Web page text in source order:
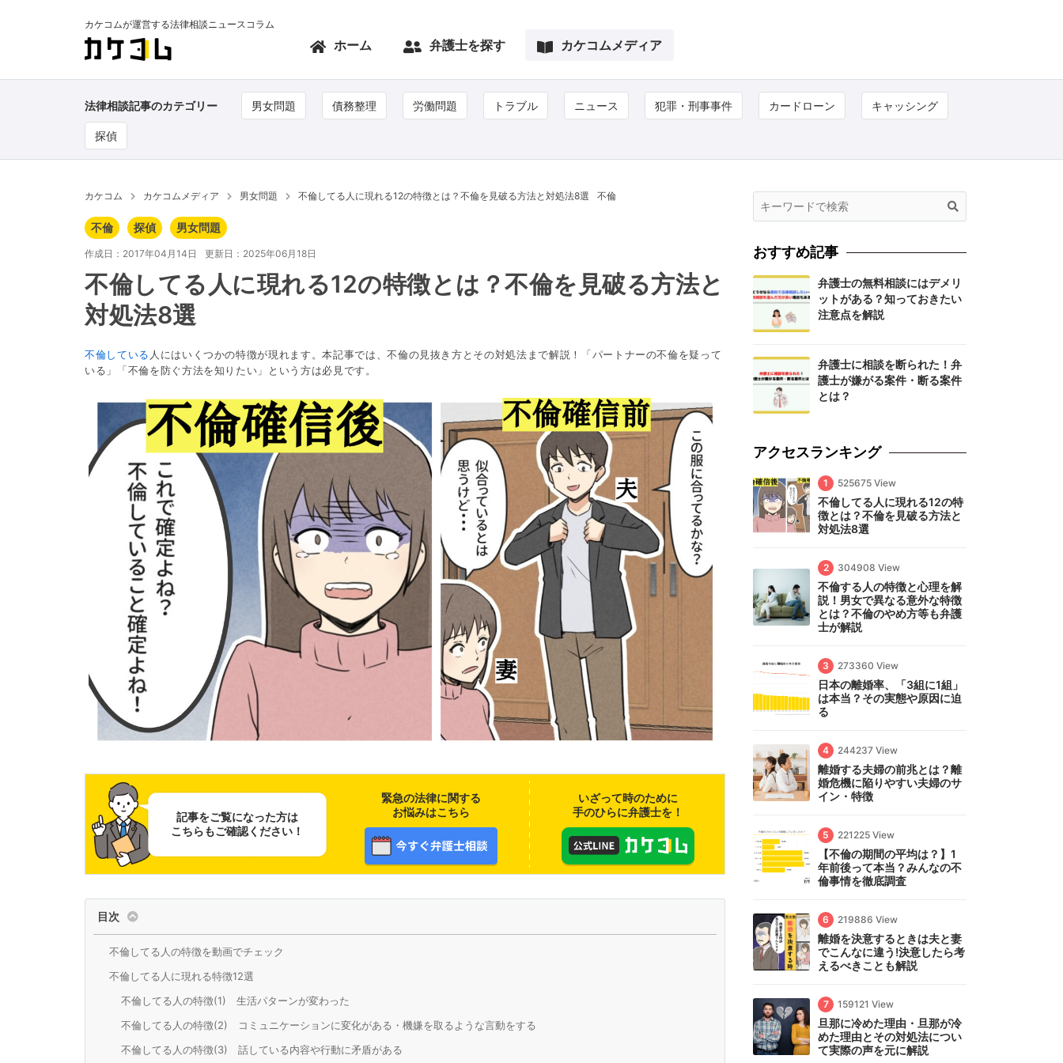
カケコムが運営する法律相談ニュースコラム
ホーム 弁護士を探す カケコムメディア
法律相談記事のカテゴリー 男女問題 債務整理 労働問題 トラブル ニュース 犯罪・刑事事件 カードローン キャッシング
探偵
カケコム カケコムメディア 男女問題 不倫してる人に現れる12の特徴とは？不倫を見破る方法と対処法8選 不倫
不倫 探偵 男女問題
作成日：2017年04月14日 更新日：2025年06月18日
不倫してる人に現れる12の特徴とは？不倫を見破る方法と
対処法8選
不倫している 人にはいくつかの特徴が現れます。本記事では、不倫の見抜き方とその対処法まで解説！「パートナーの不倫を疑って
いる」「不倫を防ぐ方法を知りたい」という方は必見です。
記事をご覧になった方は
こちらもご確認ください！
緊急の法律に関する
お悩みはこちら
いざって時のために
手のひらに弁護士を！
目次
不倫してる人の特徴を動画でチェック
不倫してる人に現れる特徴12選
不倫してる人の特徴(1) 生活パターンが変わった
不倫してる人の特徴(2) コミュニケーションに変化がある・機嫌を取るような言動をする
不倫してる人の特徴(3) 話している内容や行動に矛盾がある
おすすめ記事
弁護士の無料相談にはデメリ
ットがある？知っておきたい
注意点を解説
弁護士に相談を断られた！弁
護士が嫌がる案件・断る案件
とは？
アクセスランキング
1 525675 View
不倫してる人に現れる12の特
徴とは？不倫を見破る方法と
対処法8選
2 304908 View
不倫する人の特徴と心理を解
説！男女で異なる意外な特徴
とは？不倫のやめ方等も弁護
士が解説
3 273360 View
日本の離婚率、「3組に1組」
は本当？その実態や原因に迫
る
4 244237 View
離婚する夫婦の前兆とは？離
婚危機に陥りやすい夫婦のサ
イン・特徴
5 221225 View
【不倫の期間の平均は？】1
年前後って本当？みんなの不
倫事情を徹底調査
6 219886 View
離婚を決意するときは夫と妻
でこんなに違う!決意したら考
えるべきことも解説
7 159121 View
旦那に冷めた理由・旦那が冷
めた理由とその対処法につい
て実際の声を元に解説